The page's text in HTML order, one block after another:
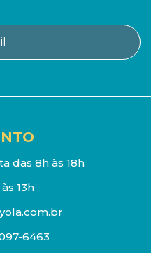
das 8h às 18h
13h
6463